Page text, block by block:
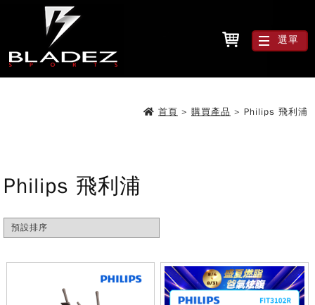
選單
首頁 > 購買產品 > Philips 飛利浦
Philips 飛利浦